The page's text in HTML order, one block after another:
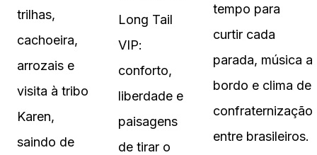
trilhas,
cachoeira,
arrozais e
visita à tribo
Karen,
saindo de
Long Tail
VIP:
conforto,
liberdade e
paisagens
de tirar o
tempo para
curtir cada
parada, música a
bordo e clima de
confraternização
entre brasileiros.